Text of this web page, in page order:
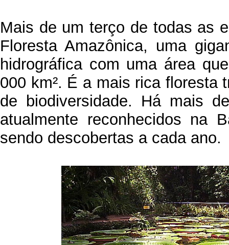
Mais de um terço de todas as
Floresta Amazônica, uma
hidrográfica com uma área
000 km². É a mais rica floresta
de biodiversidade. Há mais
atualmente reconhecidos na
sendo descobertas a cada ano.